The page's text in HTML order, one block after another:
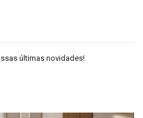
últimas novidades!